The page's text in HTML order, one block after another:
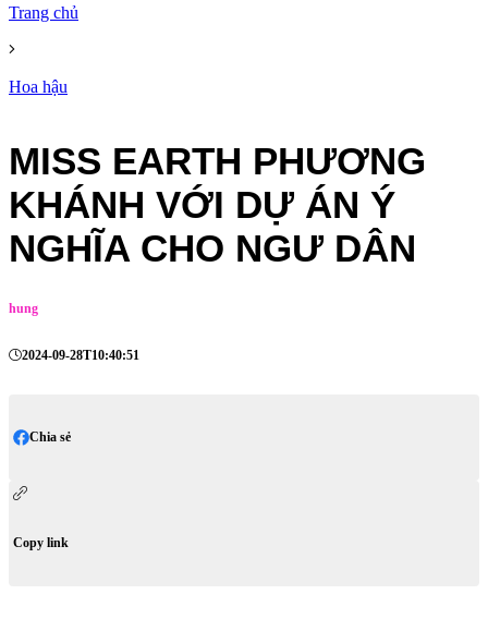
Trang chủ
Hoa hậu
MISS EARTH PHƯƠNG
KHÁNH VỚI DỰ ÁN Ý
NGHĨA CHO NGƯ DÂN
hung
2024-09-28T10:40:51
Chia sẻ
Copy link